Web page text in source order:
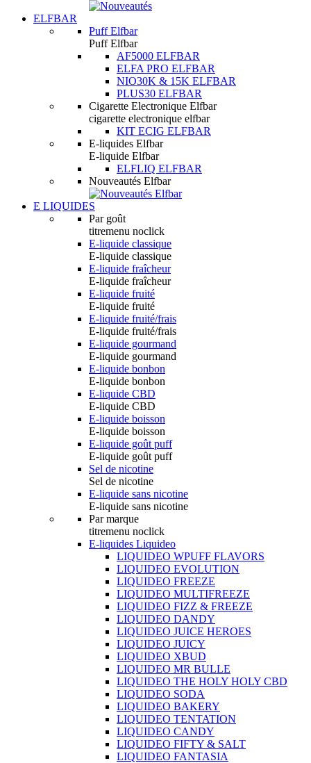
ELFBAR
Puff Elfbar
Puff Elfbar
AF5000 ELFBAR
ELFA PRO ELFBAR
NIO30K & 15K ELFBAR
PLUS30 ELFBAR
Cigarette Electronique Elfbar
cigarette electronique elfbar
KIT ECIG ELFBAR
E-liquides Elfbar
E-liquide Elfbar
ELFLIQ ELFBAR
Nouveautés Elfbar
E LIQUIDES
Par goût
titremenu noclick
E-liquide classique
E-liquide classique
E-liquide fraîcheur
E-liquide fraîcheur
E-liquide fruité
E-liquide fruité
E-liquide fruité/frais
E-liquide fruité/frais
E-liquide gourmand
E-liquide gourmand
E-liquide bonbon
E-liquide bonbon
E-liquide CBD
E-liquide CBD
E-liquide boisson
E-liquide boisson
E-liquide goût puff
E-liquide goût puff
Sel de nicotine
Sel de nicotine
E-liquide sans nicotine
E-liquide sans nicotine
Par marque
titremenu noclick
E-liquides Liquideo
LIQUIDEO WPUFF FLAVORS
LIQUIDEO EVOLUTION
LIQUIDEO FREEZE
LIQUIDEO MULTIFREEZE
LIQUIDEO FIZZ & FREEZE
LIQUIDEO DANDY
LIQUIDEO JUICE HEROES
LIQUIDEO JUICY
LIQUIDEO XBUD
LIQUIDEO MR BULLE
LIQUIDEO THE HOLY HOLY CBD
LIQUIDEO SODA
LIQUIDEO BAKERY
LIQUIDEO TENTATION
LIQUIDEO CANDY
LIQUIDEO FIFTY & SALT
LIQUIDEO FANTASIA